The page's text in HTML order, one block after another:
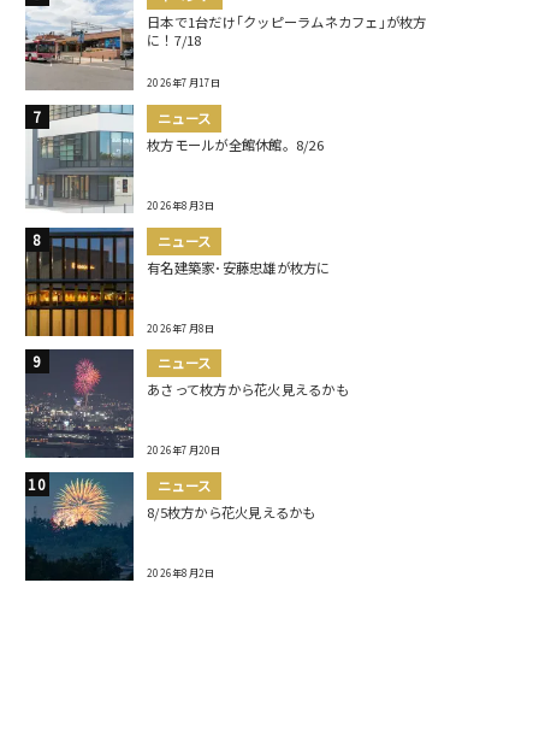
日本で1台だけ｢クッピーラムネカフェ｣が枚方
に！7/18
2026年7月17日
ニュース
枚方モールが全館休館。8/26
2026年8月3日
ニュース
有名建築家･安藤忠雄が枚方に
2026年7月8日
ニュース
あさって枚方から花火見えるかも
2026年7月20日
ニュース
8/5枚方から花火見えるかも
2026年8月2日